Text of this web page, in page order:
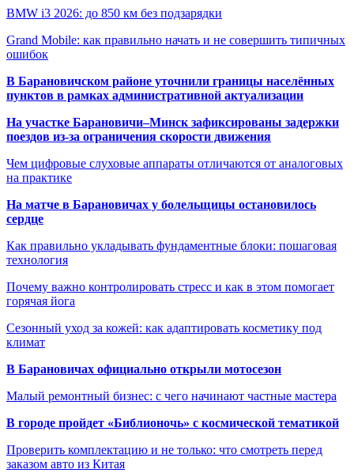
BMW i3 2026: до 850 км без подзарядки
Grand Mobile: как правильно начать и не совершить типичных
ошибок
В Барановичском районе уточнили границы населённых
пунктов в рамках административной актуализации
На участке Барановичи–Минск зафиксированы задержки
поездов из-за ограничения скорости движения
Чем цифровые слуховые аппараты отличаются от аналоговых
на практике
На матче в Барановичах у болельщицы остановилось
сердце
Как правильно укладывать фундаментные блоки: пошаговая
технология
Почему важно контролировать стресс и как в этом помогает
горячая йога
Сезонный уход за кожей: как адаптировать косметику под
климат
В Барановичах официально открыли мотосезон
Малый ремонтный бизнес: с чего начинают частные мастера
В городе пройдет «Библионочь» с космической тематикой
Проверить комплектацию и не только: что смотреть перед
заказом авто из Китая